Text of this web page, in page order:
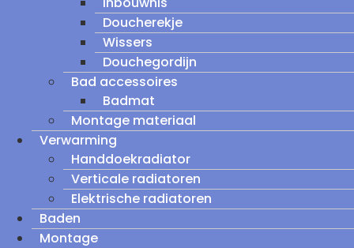
Doucherekje
Wissers
Douchegordijn
Bad accessoires
Badmat
Montage materiaal
Verwarming
Handdoekradiator
Verticale radiatoren
Elektrische radiatoren
Baden
Montage